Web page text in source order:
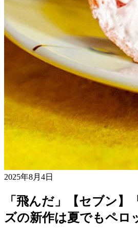
2025年8月4日
「飛んだ」【セブン】
ズの新作は夏でもペロ